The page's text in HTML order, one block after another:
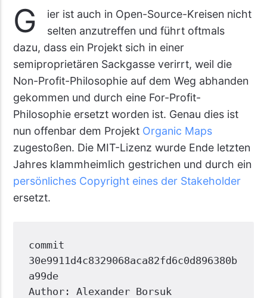
G
ier ist auch in Open-Source-Kreisen nicht
selten anzutreffen und führt oftmals
dazu, dass ein Projekt sich in einer
semiproprietären Sackgasse verirrt, weil die
Non-Profit-Philosophie auf dem Weg abhanden
gekommen und durch eine For-Profit-
Philosophie ersetzt worden ist. Genau dies ist
nun offenbar dem Projekt Organic Maps
zugestoßen. Die MIT-Lizenz wurde Ende letzten
Jahres klammheimlich gestrichen und durch ein
persönliches Copyright eines der Stakeholder
ersetzt.
commit
30e9911d4c8329068aca82fd6c0d896380b
a99de
Author: Alexander Borsuk